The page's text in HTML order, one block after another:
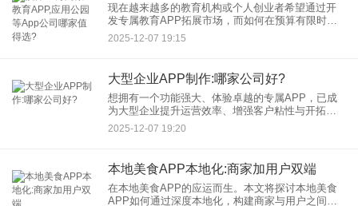
现在越来越多的教育机构或个人创业者希望通过开
发专属教育APP拓展市场，而如何在预算有限时，
如何选择能控制成本且满足需求的App公司成为关
键，尤其是在10万预算内开发教育APP时，如何筛
2025-12-07 19:15
大型企业APP制作:哪家公司好?
想拥有一个功能强大、体验卓越的专属APP，已成
为大型企业提升运营效率、增强客户粘性与开拓市
场的重要战略。然而，面对复杂的业务逻辑、高并
发的用户需求以及严格的安全标准，大型企业APP
2025-12-07 19:20
本地美食APP本地化:商家加用户双端
在本地美食APP的应运而生。本文将探讨本地美食
APP如何通过深度本地化，构建商家与用户之间的